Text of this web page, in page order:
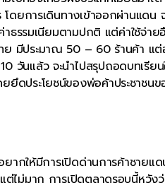
ดยการเดินทางเข้าออกผ่านแด
ธรรมเนียมตามปกติ แต่ค่าใช้จ่
มีประมาณ 50 – 60 ร้านค้า แต่อ
วันแล้ว จะนำไปสรุปถอดบทเรี
ดประโยชน์ของพ่อค้าประชาชน
ากให้มีการเปิดด่านการค้าชายแ
ต่ไม่มาก การเปิดตลาดรอบนี้หวัง